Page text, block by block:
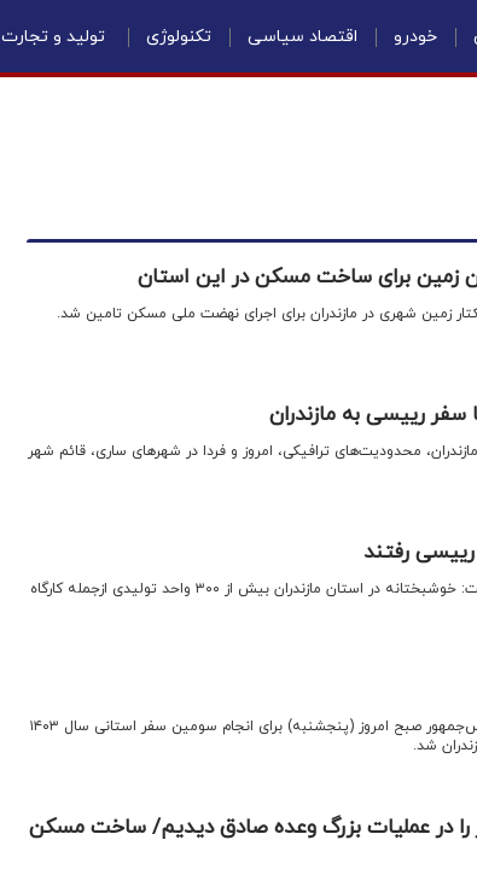
خودرو اقتصاد سیاسی تکنولوژی تولید و تجارت
زمین برای ساخت مسکن در این استان
رییسی به مازندران
محدودیت‌های ترافیکی، امروز و فردا در شهر‌های ساری، قائم شهر
رفتند
اقتصادنیوز :رئیس‌جمهور در فرودگاه ساری گفت: خوشبختانه در استان مازندران بیش از ۳۰۰ واحد تولیدی ازجمله کارگاه
اقتصادنیوز: آیت‌الله سیدابراهیم رئیسی،‌ رئیس‌جمهور صبح امروز (پنجشنبه) برای انجام سومین سفر استانی سال ۱۴۰۳
شد.
را در عملیات بزرگ وعده صادق دیدیم/ ساخت مسکن